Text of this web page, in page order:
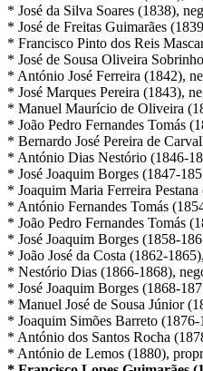
* José da Silva Soares (1838),
* José de Freitas Guimarães
* Francisco Pinto dos Reis
* José de Sousa Oliveira
* António José Ferreira (1842),
* José Marques Pereira (1843),
* Manuel Maurício de Oliveira
* João Pedro Fernandes Tomás
* Bernardo José Pereira de
* António Dias Nestório (1846-
* José Joaquim Borges (1847-
* Joaquim Maria Ferreira
* António Fernandes Tomás
* João Pedro Fernandes Tomás
* José Joaquim Borges (1858-
* João José da Costa (1862-
* Nestório Dias (1866-1868),
* José Joaquim Borges (1868-
* Manuel José de Sousa Júnior
* Joaquim Simões Barreto
* António dos Santos Rocha
* António de Lemos (1880),